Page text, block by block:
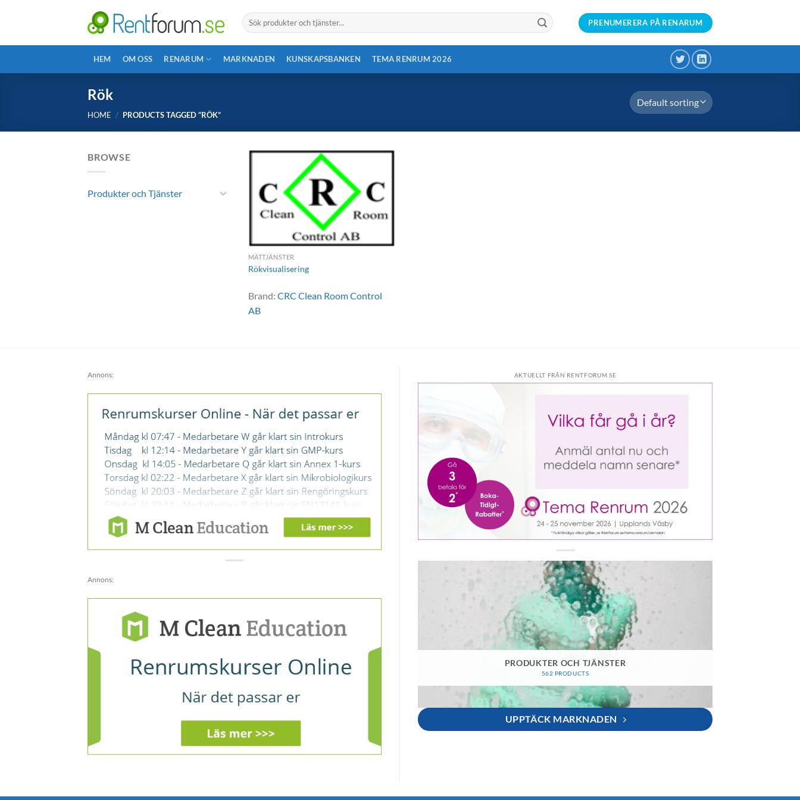
Search
for:
PRENUMERERA PÅ RENARUM
HEM OM OSS RENARUM MARKNADEN KUNSKAPSBANKEN TEMA RENRUM 2026
Rök
HOME / PRODUCTS TAGGED “RÖK”
BROWSE
Produkter och Tjänster
MÄTTJÄNSTER
Rökvisualisering
Brand: CRC Clean Room Control
AB
Annons:
Annons:
AKTUELLT FRÅN RENTFORUM.SE
PRODUKTER OCH TJÄNSTER
562 PRODUCTS
UPPTÄCK MARKNADEN